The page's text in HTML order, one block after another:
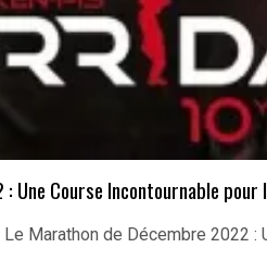
Une Course Incontournable pour
Marathon de Décembre 2022